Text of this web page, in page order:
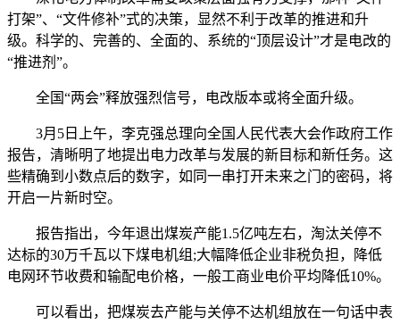
打架”、“文件修补”式的决策，显然不利于改革的推进和升
级。科学的、完善的、全面的、系统的“顶层设计”才是电改的
“推进剂”。
全国“两会”释放强烈信号，电改版本或将全面升级。
3月5日上午，李克强总理向全国人民代表大会作政府工作
报告，清晰明了地提出电力改革与发展的新目标和新任务。这
些精确到小数点后的数字，如同一串打开未来之门的密码，将
开启一片新时空。
报告指出，今年退出煤炭产能1.5亿吨左右，淘汰关停不
达标的30万千瓦以下煤电机组;大幅降低企业非税负担，降低
电网环节收费和输配电价格，一般工商业电价平均降低10%。
可以看出，把煤炭去产能与关停不达机组放在一句话中表